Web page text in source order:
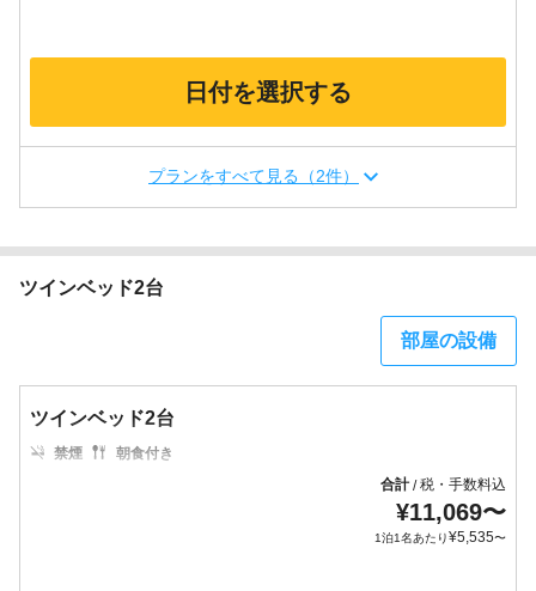
日付を選択する
プランをすべて見る（2件）
ツインベッド2台
部屋の設備
ツインベッド2台
禁煙
朝食付き
合計/税・手数料込
¥11,069〜
1泊1名あたり¥5,535〜